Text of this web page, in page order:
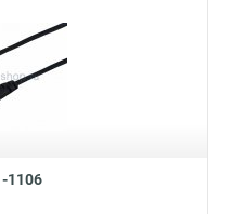
1106